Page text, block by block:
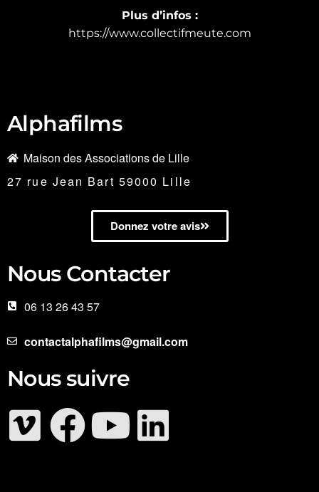
Plus d’infos :
https://www.collectifmeute.com
Alphafilms
Maison des Associations de Lille
27 rue Jean Bart 59000 Lille
Donnez votre avis
Nous Contacter
06 13 26 43 57
contactalphafilms@gmail.com
Nous suivre